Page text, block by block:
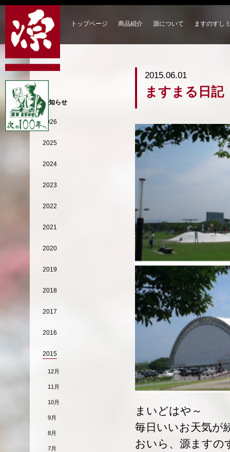
トップページ 商品紹介 源について ますのすし
2015.06.01
ますまる日記
まいどはや～
毎日いいお天気が
おいら、源ますの
お知らせ
2026
2025
2024
2023
2022
2021
2020
2019
2018
2017
2016
2015
12月
11月
10月
9月
8月
7月